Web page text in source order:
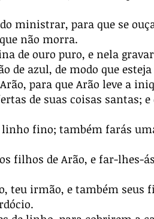
ministrar, para que se
não morra.
de ouro puro, e nela
de azul, de modo que
para que Arão leve a
de suas coisas santas;
fino; também farás
filhos de Arão, e far-lhes-
teu irmão, e também